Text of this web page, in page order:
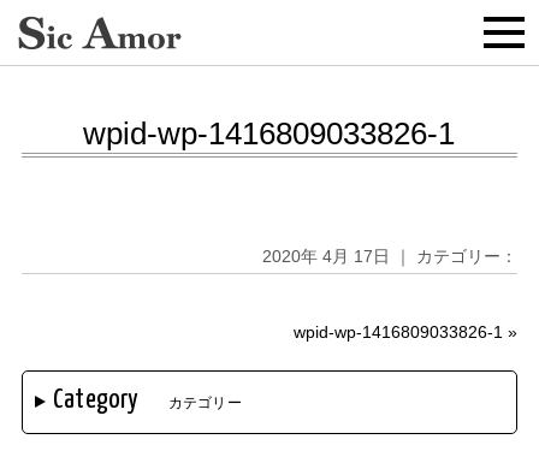
wpid-wp-1416809033826-1
2020年 4月 17日 ｜ カテゴリー：
wpid-wp-1416809033826-1 »
Category カテゴリー